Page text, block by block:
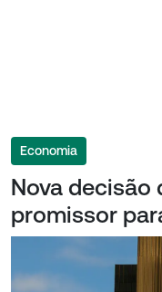
Economia
Nova decisão
promissor